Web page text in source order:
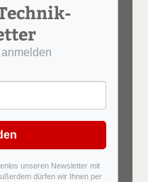
unseren Newsletter mit
dürfen wir Ihnen per